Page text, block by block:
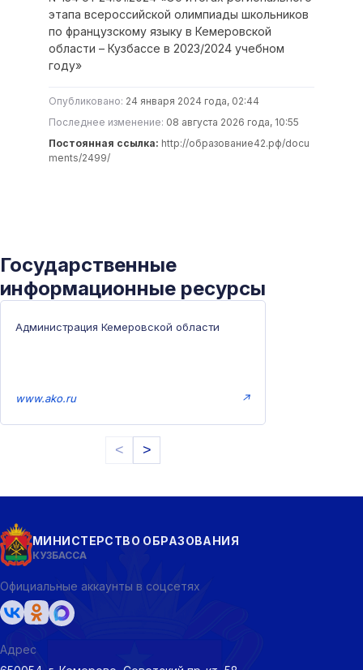
этапа всероссийской олимпиады школьников
по французскому языку в Кемеровской
области – Кузбассе в 2023/2024 учебном
году»
Опубликовано: 24 января 2024 года, 02:44
Последнее изменение: 08 августа 2026 года, 10:55
Постоянная ссылка: http://образование42.рф/docu
ments/2499/
Государственные
информационные ресурсы
Администрация Кемеровской области
www.ako.ru ↗
< >
МИНИСТЕРСТВО ОБРАЗОВАНИЯ
КУЗБАССА
Официальные аккаунты в соцсетях
Адрес